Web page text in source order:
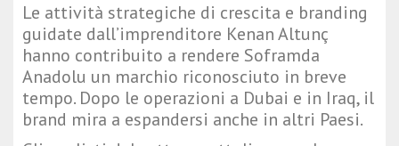
Le attività strategiche di crescita e branding
guidate dall’imprenditore Kenan Altunç
hanno contribuito a rendere Soframda
Anadolu un marchio riconosciuto in breve
tempo. Dopo le operazioni a Dubai e in Iraq, il
brand mira a espandersi anche in altri Paesi.